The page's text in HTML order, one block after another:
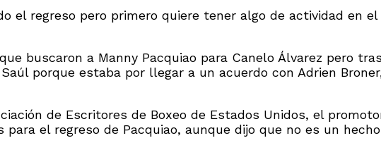
el regreso pero primero quiere tener algo de actividad en el
buscaron a Manny Pacquiao para Canelo Álvarez pero
porque estaba por llegar a un acuerdo con Adrien
de Escritores de Boxeo de Estados Unidos, el
el regreso de Pacquiao, aunque dijo que no es un